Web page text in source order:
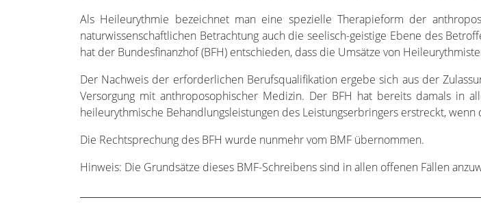
Als Heileurythmie bezeichnet man eine spezielle Therapieform der
naturwissenschaftlichen Betrachtung auch die seelisch-geistige Ebene des
hat der Bundesfinanzhof (BFH) entschieden, dass die Umsätze von
Der Nachweis der erforderlichen Berufsqualifikation ergebe sich aus der
Versorgung mit anthroposophischer Medizin. Der BFH hat bereits damals in
heileurythmische Behandlungsleistungen des Leistungserbringers erstreckt,
Die Rechtsprechung des BFH wurde nunmehr vom BMF übernommen.
Hinweis: Die Grundsätze dieses BMF-Schreibens sind in allen offenen Fällen